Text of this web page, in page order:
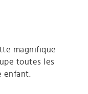
magnifique
toutes les
enfant.